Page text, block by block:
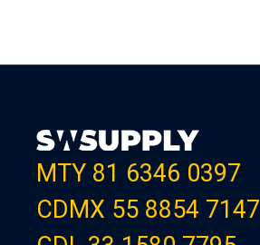
MTY 81 6346 0397
CDMX 55 8854 7147